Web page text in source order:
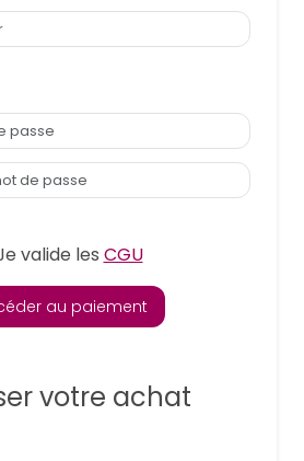
valide les CGU
au paiement
votre achat